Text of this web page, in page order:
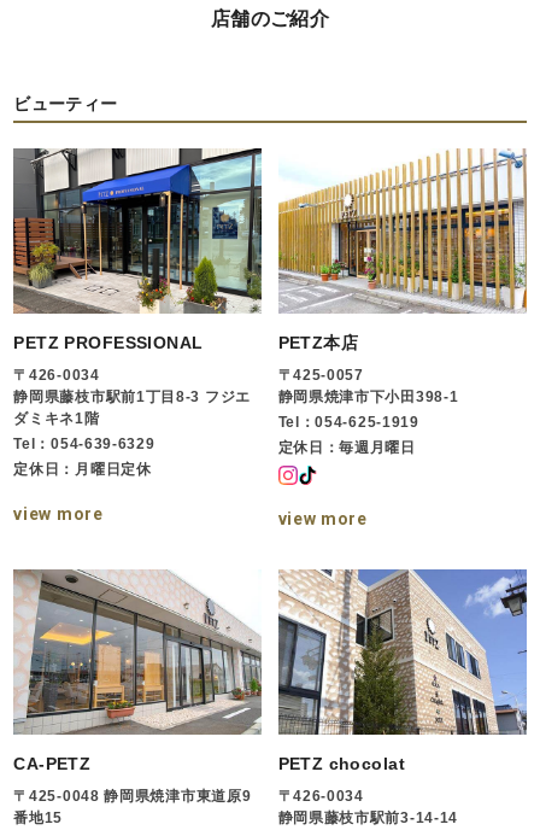
店舗のご紹介
ビューティー
PETZ PROFESSIONAL
〒426-0034
静岡県藤枝市駅前1丁目8-3 フジエ
ダミキネ1階
Tel：054-639-6329
定休日：月曜日定休
view more
PETZ本店
〒425-0057
静岡県焼津市下小田398-1
Tel：054-625-1919
定休日：毎週月曜日
view more
CA-PETZ
〒425-0048 静岡県焼津市東道原9
番地15
PETZ chocolat
〒426-0034
静岡県藤枝市駅前3-14-14